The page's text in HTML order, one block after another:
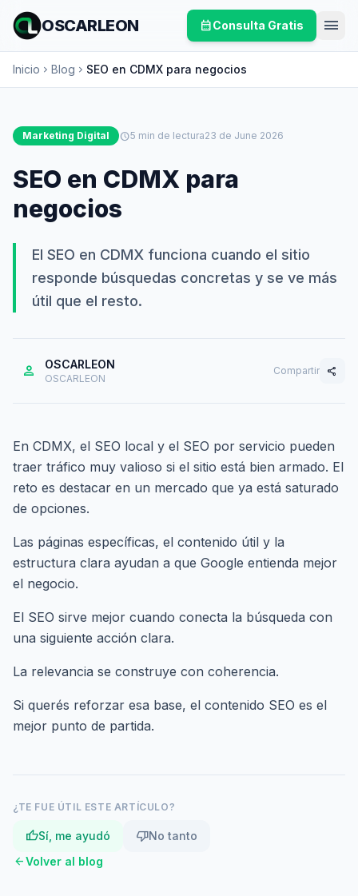
OSCARLEON calendar_monthConsulta Gratis menu
Inicio chevron_right Blog chevron_right SEO en CDMX para negocios
Marketing Digital schedule5 min de lectura23 de June 2026
SEO en CDMX para
negocios
El SEO en CDMX funciona cuando el sitio
responde búsquedas concretas y se ve más
útil que el resto.
person OSCARLEON
OSCARLEON
Compartir share
En CDMX, el SEO local y el SEO por servicio pueden
traer tráfico muy valioso si el sitio está bien armado. El
reto es destacar en un mercado que ya está saturado
de opciones.
Las páginas específicas, el contenido útil y la
estructura clara ayudan a que Google entienda mejor
el negocio.
El SEO sirve mejor cuando conecta la búsqueda con
una siguiente acción clara.
La relevancia se construye con coherencia.
Si querés reforzar esa base, el contenido SEO es el
mejor punto de partida.
¿TE FUE ÚTIL ESTE ARTÍCULO?
thumb_upSí, me ayudó thumb_downNo tanto
arrow_backVolver al blog